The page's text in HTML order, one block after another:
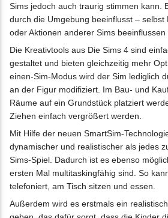
Sims jedoch auch traurig stimmen kann.
durch die Umgebung beeinflusst – selbst
oder Aktionen anderer Sims beeinflussen
Die Kreativtools aus Die Sims 4 sind
gestaltet und bieten gleichzeitig mehr
einen-Sim-Modus wird der Sim lediglich
an der Figur modifiziert. Im Bau- und
Räume auf ein Grundstück platziert
Ziehen einfach vergrößert werden.
Mit Hilfe der neuen SmartSim-
dynamischer und realistischer als jedes
Sims-Spiel. Dadurch ist es ebenso
ersten Mal multitaskingfähig sind. So
telefoniert, am Tisch sitzen und essen.
Außerdem wird es erstmals ein